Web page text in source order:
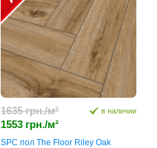
1635 грн./м²
1553 грн./м²
в наличии
SPC пол The Floor Riley Oak